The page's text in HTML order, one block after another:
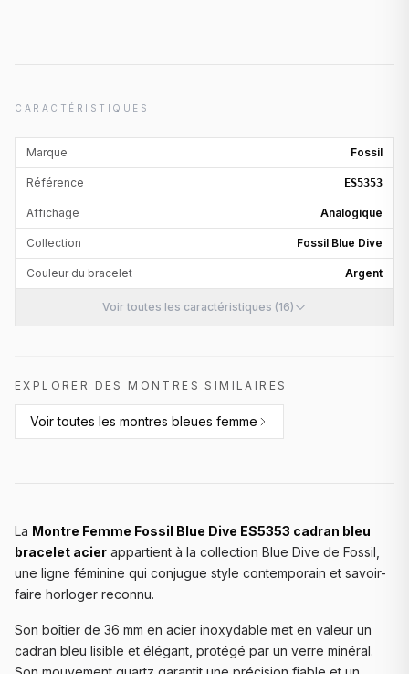
CARACTÉRISTIQUES
Marque Fossil
Référence ES5353
Affichage Analogique
Collection Fossil Blue Dive
Couleur du bracelet Argent
Voir toutes les caractéristiques (16)
EXPLORER DES MONTRES SIMILAIRES
Voir toutes les montres bleues femme
La Montre Femme Fossil Blue Dive ES5353 cadran bleu
bracelet acier appartient à la collection Blue Dive de Fossil,
une ligne féminine qui conjugue style contemporain et savoir-
faire horloger reconnu.
Son boîtier de 36 mm en acier inoxydable met en valeur un
cadran bleu lisible et élégant, protégé par un verre minéral.